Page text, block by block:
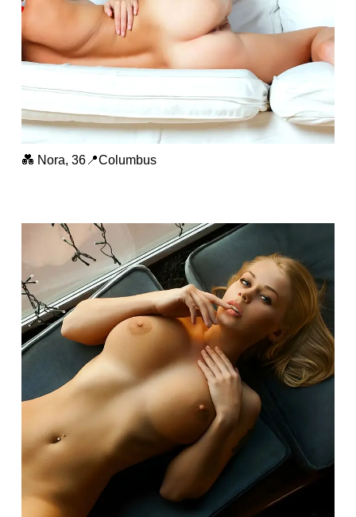
💑 Nora, 36📍Columbus